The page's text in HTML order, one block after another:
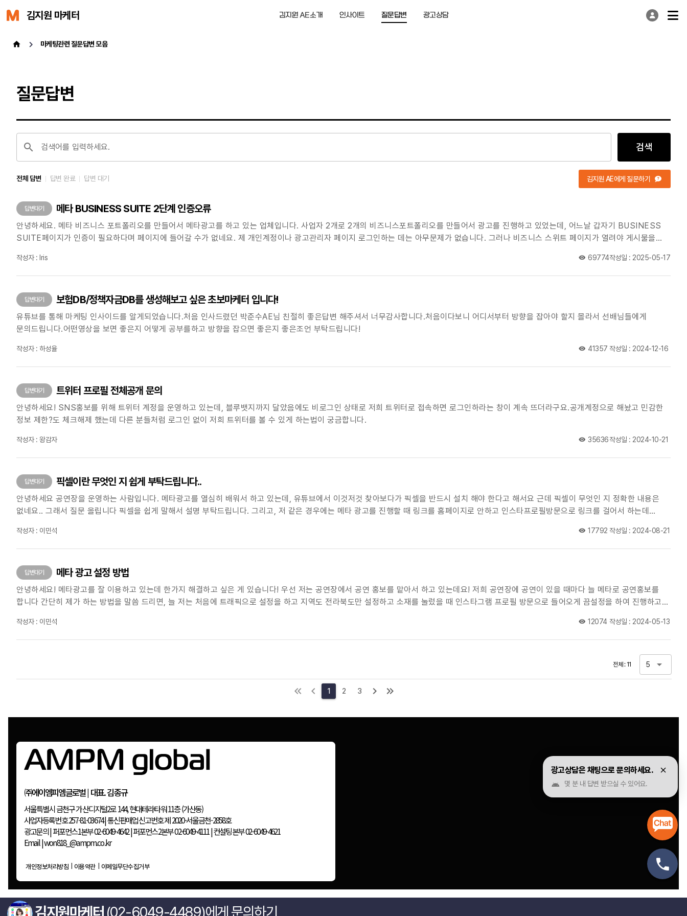
김지원 마케터 김지원 AE소개 인사이트 질문답변 광고상담
마케팅관련 질문답변 모음
질문답변
검색어를 입력하세요. 검색
전체 답변 답변 완료 답변 대기 김지원 AE에게 질문하기
답변대기 메타 BUSINESS SUITE 2단계 인증오류
안녕하세요. 메타 비즈니스 포트폴리오를 만들어서 메타광고를 하고 있는 업체입니다. 사업자 2개로 2개의 비즈니스포트폴리오를 만들어서 광고를 진행하고 있었는데, 어느날 갑자기 BUSINESS
SUITE페이지가 인증이 필요하다며 페이지에 들어갈 수가 없네요. 제 개인계정이나 광고관리자 페이지 로그인하는 데는 아무문제가 없습니다. 그러나 비즈니스 스위트 페이지가 열려야 게시물을
확인했는데도 안됩니다. 페이스북 고객센터와 채팅문의를 통하여 문의했더니 원인을 모르겠다며, 인증창이 뜨는 PC에서 며칠동안 사용하지 말고 쉬었다가 다시 해보라고 하는데, 이틀 쉬었다 해도
안되네요 방법을 찾아주세요! 제발!!!
작성자 : Iris 69774작성일 : 2025-05-17
답변대기 보험DB/정책자금DB를 생성해보고 싶은 초보마케터 입니다!
유튜브를 통해 마케팅 인사이드를 알게되었습니다.처음 인사드렸던 박준수AE님 친절히 좋은답변 해주셔서 너무감사합니다.처음이다보니 어디서부터 방향을 잡아야 할지 몰라서 선배님들에게
문의드립니다.어떤영상을 보면 좋은지 어떻게 공부를하고 방향을 잡으면 좋은지 좋은조언 부탁드립니다!
작성자 : 하성율 41357 작성일 : 2024-12-16
답변대기 트위터 프로필 전체공개 문의
안녕하세요! SNS홍보를 위해 트위터 계정을 운영하고 있는데, 블루뱃지까지 달았음에도 비로그인 상태로 저희 트위터로 접속하면 로그인하라는 창이 계속 뜨더라구요.공개계정으로 해놨고 민감한
정보 제한?도 체크해제 했는데 다른 분들처럼 로그인 없이 저희 트위터를 볼 수 있게 하는법이 궁금합니다.
작성자 : 왕감자 35636작성일 : 2024-10-21
답변대기 픽셀이란 무엇인 지 쉽게 부탁드립니다..
안녕하세요 공연장을 운영하는 사람입니다. 메타광고를 열심히 배워서 하고 있는데, 유튜브에서 이것저것 찾아보다가 픽셀을 반드시 설치 해야 한다고 해서요 근데 픽셀이 무엇인 지 정확한 내용은
없네요.. 그래서 질문 올립니다 픽셀을 쉽게 말해서 설명 부탁드립니다. 그리고, 저 같은 경우에는 메타 광고를 진행할 때 링크를 홈페이지로 안하고 인스타프로필방문으로 링크를 걸어서 하는데
작성자 : 이민석 17792 작성일 : 2024-08-21
답변대기 메타 광고 설정 방법
안녕하세요! 메타광고를 잘 이용하고 있는데 한가지 해결하고 싶은 게 있습니다! 우선 저는 공연장에서 공연 홍보를 맡아서 하고 있는데요! 저희 공연장에 공연이 있을 때마다 늘 메타로 공연홍보를
합니다 간단히 제가 하는 방법을 말씀 드리면, 늘 저는 처음에 트래픽으로 설정을 하고 지역도 전라북도만 설정하고 소재를 눌렀을 때 인스타그램 프로필 방문으로 들어오게 끔설정을 하여 진행하고
작성자 : 이민석 12074 작성일 : 2024-05-13
전체 : 11 5
1 2 3
㈜에이엠피엠글로벌 | 대표. 김종규
서울특별시 금천구 가산디지털2로 144, 현대테라타워 11층 (가산동)
사업자등록번호 257-81-03674|통신판매업신고번호 제 2020-서울금천-2858호
광고문의| 퍼포먼스1본부 02-6049-4642|퍼포먼스2본부 02-6049-4111 |컨설팅본부 02-6049-4621
광고상담은 채팅으로 문의하세요.
몇 분 내 답변 받으실 수 있어요.
김지원마케터 (02-6049-4489)에게 문의하기